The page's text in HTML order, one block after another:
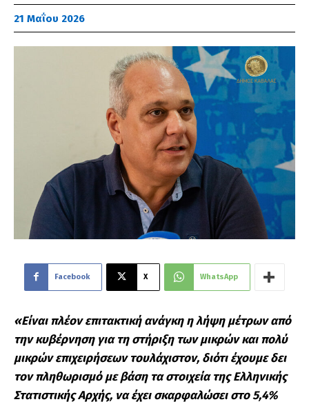
21 Μαΐου 2026
Facebook X WhatsApp
«Είναι πλέον επιτακτική ανάγκη η λήψη μέτρων από
την κυβέρνηση για τη στήριξη των μικρών και πολύ
μικρών επιχειρήσεων τουλάχιστον, διότι έχουμε δει
τον πληθωρισμό με βάση τα στοιχεία της Ελληνικής
Στατιστικής Αρχής, να έχει σκαρφαλώσει στο 5,4%